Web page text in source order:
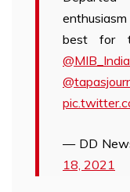
best for
@MIB_India
— DD
18, 2021